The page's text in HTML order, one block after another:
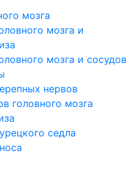
мозга
мозга и
мозга и сосудов
нервов
головного мозга
седла